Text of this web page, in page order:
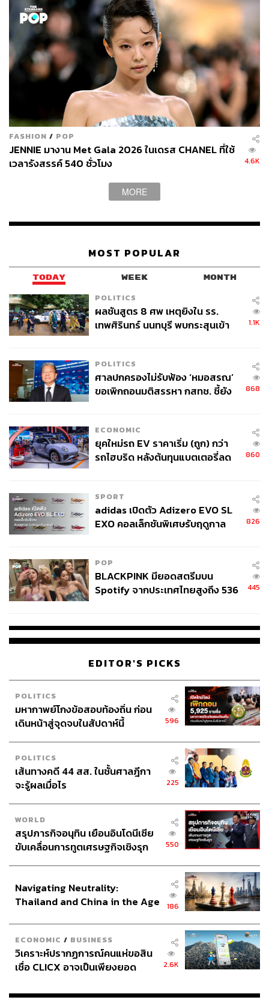
ตลอดกาล โดยเฉพาะVogueฉบับเปิดสู่สหัสวรรษใหม่
เดือนมกราคม ปี 2000 ซึ่งจิเซลได้ขึ้นปก
ทั้ง
เวอร์ชันอเมริกาและอังกฤษในเดือนเดียวกัน
ช่างภาพคู่บุญของจิเซลคือมาริโอ เทสติโน (Mario
Testino) ชาวเปรู (ทั้งคู่จะคุยภาษาโปรตุเกสกันตอน
ทำงาน) โดยผลงานสร้างชื่อ ได้แก่ ปกนิตยสาร
Vanity
ในปี 2007, หนังสือภาพMaRIO DE JANEIRO
, ปกนิตยสาร V Magazineฉบับที่ 54 และ
แคมเปญของ Versace
ในปี 2000 จิเซลเซ็นสัญญากับ Victoria’s Secret ด้วย
ค่าตัวสูงถึง 25 ล้านเหรียญสหรัฐ ซึ่งสูงที่สุดสำหรับ
แบรนด์ในขณะนั้น โดยสัญญาดังกล่าวหมดในปี 2007
แต่เธอก็ยังเป็นนางแบบที่แบรนด์ลักชัวรีหลายเจ้าอยาก
จิเซลเคยให้สัมภาษณ์ว่าความสำเร็จของเธอไม่ใช่
เพราะรูปร่างหน้าตา แต่เป็นเพราะการวางตัว และเธอ
ไม่เคยบ่นตอนทำงาน
เชียร์ เทอร์เรียร์ ที่เธอพาไปด้วยทุกที่ ทั้งฮันนีมูนและ
งานแต่งงานที่จิเซลจับเจ้าวีดาใส่ชุดของ Dolce &
Gabbana ตอนที่วีดาเสียชีวิตในปี 2012 ก็ยังกลายเป็น
ในปี 2002 จิเซลผลิตไลน์สินค้ารองเท้าแตะกับแบรนด์
Ipanema ภายใต้ชื่อ Ipanema Gisele Bündchen ซึ่งใน
ปี 2010 ปีเดียว ทำยอดขายได้มากกว่า 25 ล้านคู่!
จิเซลยังคงครองตำแหน่งแชมป์นางแบบที่ทำเงินมาก
ที่สุดจากนิตยสารForbesตั้งแต่ปี 2002 จนถึงปัจจุบัน
ในปี 2006 จิเซลได้รับบทเป็น เซเรนา ในหนังเรื่องThe
Devil Wears Prada
FASHION / POP
JENNIE มางาน Met Gala 2026 ในเดรส CHANEL ที่ใช้
เวลารังสรรค์ 540 ชั่วโมง
4.6K
MORE
MOST POPULAR
TODAY WEEK MONTH
POLITICS
ผลชันสูตร 8 ศพ เหตุยิงใน รร.
เทพศิรินทร์ นนทบุรี พบกระสุนเข้า
1.1K
POLITICS
ศาลปกครองไม่รับฟ้อง ‘หมอสรณ’
ขอเพิกถอนมติสรรหา กสทช. ชี้ยัง
868
ECONOMIC
ยุคใหม่รถ EV ราคาเริ่ม (ถูก) กว่า
รถไฮบริด หลังต้นทุนแบตเตอรี่ลด
860
SPORT
adidas เปิดตัว Adizero EVO SL
EXO คอลเล็กชันพิเศษรับฤดูกาล
826
POP
BLACKPINK มียอดสตรีมบน
Spotify จากประเทศไทยสูงถึง 536
445
EDITOR'S PICKS
POLITICS
มหากาพย์โกงข้อสอบท้องถิ่น ก่อน
เดินหน้าสู่จุดจบในสัปดาห์นี้
596
POLITICS
เส้นทางคดี 44 สส. ในชั้นศาลฎีกา
จะรู้ผลเมื่อไร
225
WORLD
สรุปภารกิจอนุทิน เยือนอินโดนีเซีย
ขับเคลื่อนการทูตเศรษฐกิจเชิงรุก
550
Navigating Neutrality:
Thailand and China in the Age
186
ECONOMIC / BUSINESS
วิเคราะห์ปรากฏการณ์คนแห่ขอสิน
เชื่อ CLICX อาจเป็นเพียงยอด
เรือนไทยที่ถูกซุกไว้
2.6K